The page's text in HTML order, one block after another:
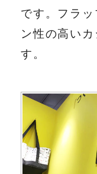
です。フラ
ン性の高い
す。